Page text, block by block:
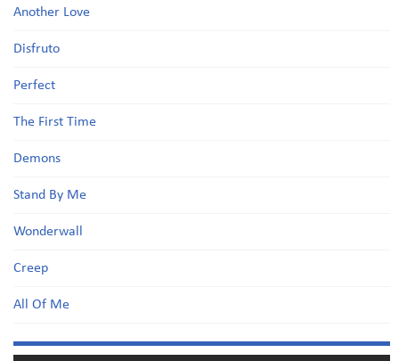
Another Love
Disfruto
Perfect
The First Time
Demons
Stand By Me
Wonderwall
Creep
All Of Me